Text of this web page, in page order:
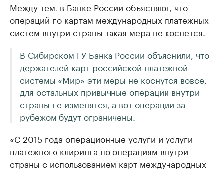
Между тем, в Банке России объясняют, что
операций по картам международных платежных
систем внутри страны такая мера не коснется.
В Сибирском ГУ Банка России объяснили, что
держателей карт российской платежной
системы «Мир» эти меры не коснутся вовсе,
для остальных привычные операции внутри
страны не изменятся, а вот операции за
рубежом будут ограничены.
«С 2015 года операционные услуги и услуги
платежного клиринга по операциям внутри
страны с использованием карт международных